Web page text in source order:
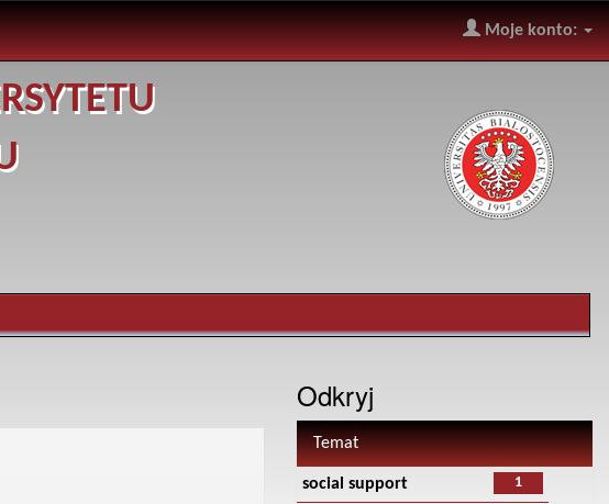
Moje konto:
Odkryj
Temat
1
social support